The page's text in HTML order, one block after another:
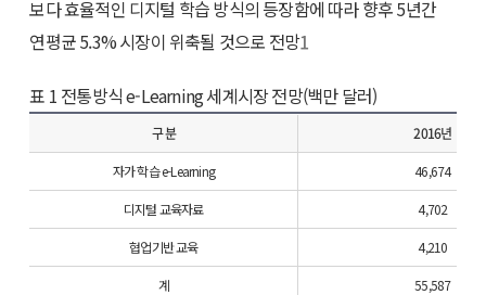
보다 효율적인 디지털 학습 방식의 등장함에 따라 향후 5년간
연평균 5.3% 시장이 위축될 것으로 전망1
표 1 전통방식 e-Learning 세계시장 전망(백만 달러)
구 분 2016년
자가 학습 e-Learning 46,674
디지털 교육자료 4,702
협업기반 교육 4,210
계 55,587